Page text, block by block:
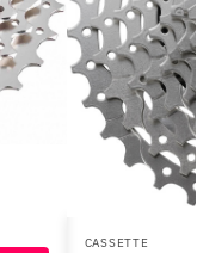
CASSETTE